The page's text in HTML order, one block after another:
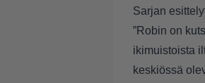
Sarjan
”Robin on
ikimuistoista
keskiössä